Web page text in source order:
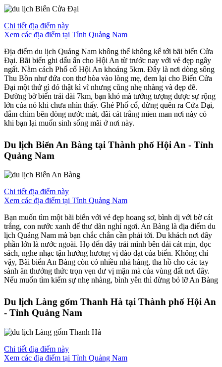
Chi tiết địa điểm này
Xem các địa điểm tại Tỉnh Quảng Nam
Địa điểm du lịch Quảng Nam không thể không kể tới bãi biển Cửa
Đại. Bãi biển ghi dấu ấn cho Hội An từ trước nay với vẻ đẹp ngây
ngất. Nằm cách Phố cổ Hội An khoảng 5km. Đây là nơi dòng sông
Thu Bồn như đứa con thơ hòa vào lòng mẹ, đem lại cho Biển Cửa
Đại một thứ gì đó thật kì vĩ nhưng cũng nhẹ nhàng và đẹp đẽ.
Đường bờ biển trải dài 7km, bạn khó mà tưởng tượng được sự rộng
lớn của nó khi chưa nhìn thấy. Ghé Phố cổ, đừng quên ra Cửa Đại,
đắm chìm bên dòng nước mát, dãi cát trắng mien man nơi này có
khi bạn lại muốn sinh sống mãi ở nơi này.
Du lịch Biển An Bàng tại Thành phố Hội An - Tỉnh
Quảng Nam
Chi tiết địa điểm này
Xem các địa điểm tại Tỉnh Quảng Nam
Bạn muốn tìm một bãi biển với vẻ đẹp hoang sơ, bình dị với bờ cát
trắng, con nước xanh để thư dãn nghỉ ngơi. An Bàng là địa điểm du
lịch Quảng Nam mà bạn chắc chắn cần phải tới. Du khách nơi đây
phần lớn là nước ngoài. Họ đến đây trải mình bên dải cát mịn, đọc
sách, nghe nhạc tận hưởng hương vị dào dạt của biển. Không chỉ
vậy, Bãi biển An Bàng còn có nhiều nhà hàng, tha hồ cho các tay
sành ăn thưởng thức trọn vẹn dư vị mặn mà của vùng đất nơi đây.
Nếu muốn tìm kiếm sự nhẹ nhàng, bình yên thì đừng bỏ lỡ An Bàng
Du lịch Làng gốm Thanh Hà tại Thành phố Hội An
- Tỉnh Quảng Nam
Chi tiết địa điểm này
Xem các địa điểm tại Tỉnh Quảng Nam